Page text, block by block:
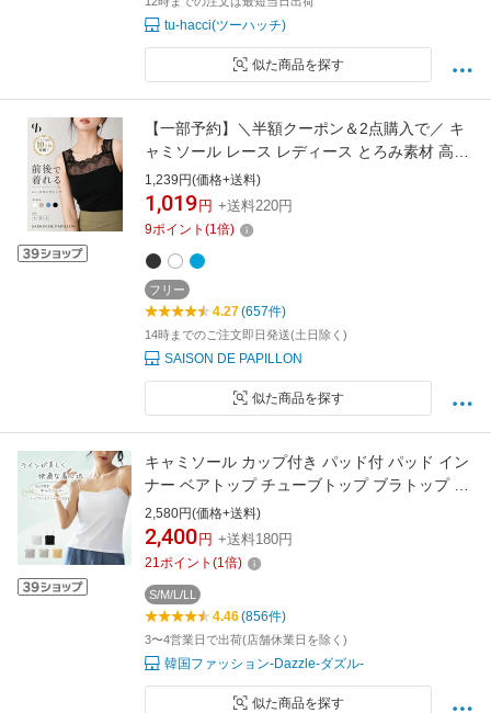
tu-hacci(ツーハッチ)
似た商品を探す
【一部予約】＼半額クーポン＆2点購入で／ キ
ャミソール レース レディース とろみ素材 高見
え 着痩せ 二の腕カバー Vネック スクエアネッ
ク スカラップレース きれいめ オフィスカジュ
アル 春夏秋冬 SAISON DE PAPILLON tf003
1,239円(価格+送料)
1,019 円 +送料220円
9ポイント (1倍)
フリー
4.27(657件)
14時までのご注文即日発送(土日除く)
SAISON DE PAPILLON
似た商品を探す
キャミソール カップ付き パッド付 パッド イン
ナー ベアトップ チューブトップ ブラトップ ト
ップス 無地 おしゃれ ストレッチ 肩紐 薄手 タ
ンクトップ レディース ノンワイヤー ノースリ
ーブ ホワイト ブラック グレー
2,580円(価格+送料)
2,400 円 +送料180円
21ポイント (1倍)
S/M/L/LL
4.46(856件)
3〜4営業日で出荷(店舗休業日を除く)
韓国ファッション-Dazzle-ダズル-
似た商品を探す